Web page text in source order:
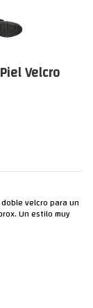
Velcro
velcro para un
Un estilo muy